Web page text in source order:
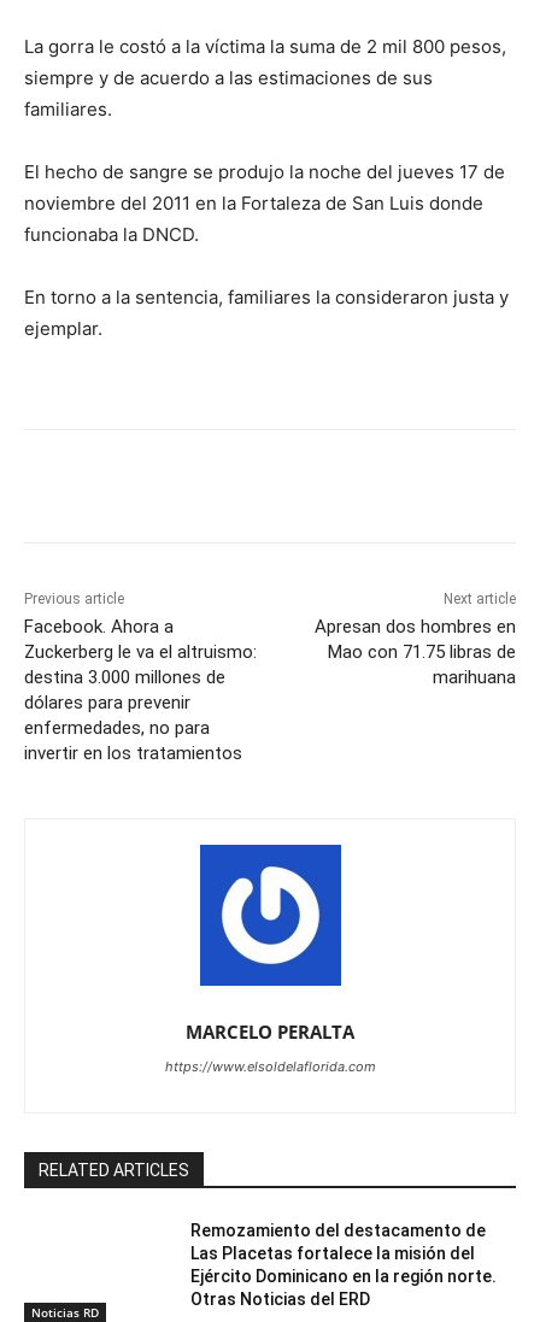
La gorra le costó a la víctima la suma de 2 mil 800 pesos,
siempre y de acuerdo a las estimaciones de sus
familiares.
El hecho de sangre se produjo la noche del jueves 17 de
noviembre del 2011 en la Fortaleza de San Luis donde
funcionaba la DNCD.
En torno a la sentencia, familiares la consideraron justa y
ejemplar.
Previous article
Facebook. Ahora a
Zuckerberg le va el altruismo:
destina 3.000 millones de
dólares para prevenir
enfermedades, no para
invertir en los tratamientos
Next article
Apresan dos hombres en
Mao con 71.75 libras de
marihuana
MARCELO PERALTA
https://www.elsoldelaflorida.com
RELATED ARTICLES
Noticias RD
Remozamiento del destacamento de
Las Placetas fortalece la misión del
Ejército Dominicano en la región norte.
Otras Noticias del ERD